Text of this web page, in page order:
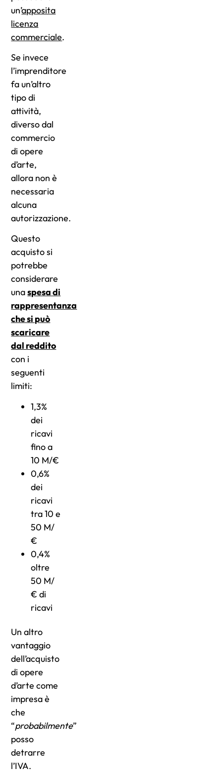
un’apposita
licenza
commerciale.
Se invece
l’imprenditore
fa un’altro
tipo di
attività,
diverso dal
commercio
di opere
d’arte,
allora non è
necessaria
alcuna
autorizzazione.
Questo
acquisto si
potrebbe
considerare
unaspesa di
rappresentanza
che si può
scaricare
dal reddito
con i
seguenti
limiti:
1,3%
dei
ricavi
fino a
10 M/€
0,6%
dei
ricavi
tra 10 e
50 M/
€
0,4%
oltre
50 M/
€ di
ricavi
Un altro
vantaggio
dell’acquisto
di opere
d’arte come
impresa è
che
“probabilmente”
posso
detrarre
l’IVA.